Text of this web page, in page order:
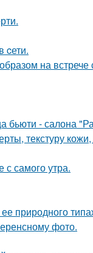
cети.
на встрече
бьюти - салона
текстуру кожи,
самого утра.
природного
фото.